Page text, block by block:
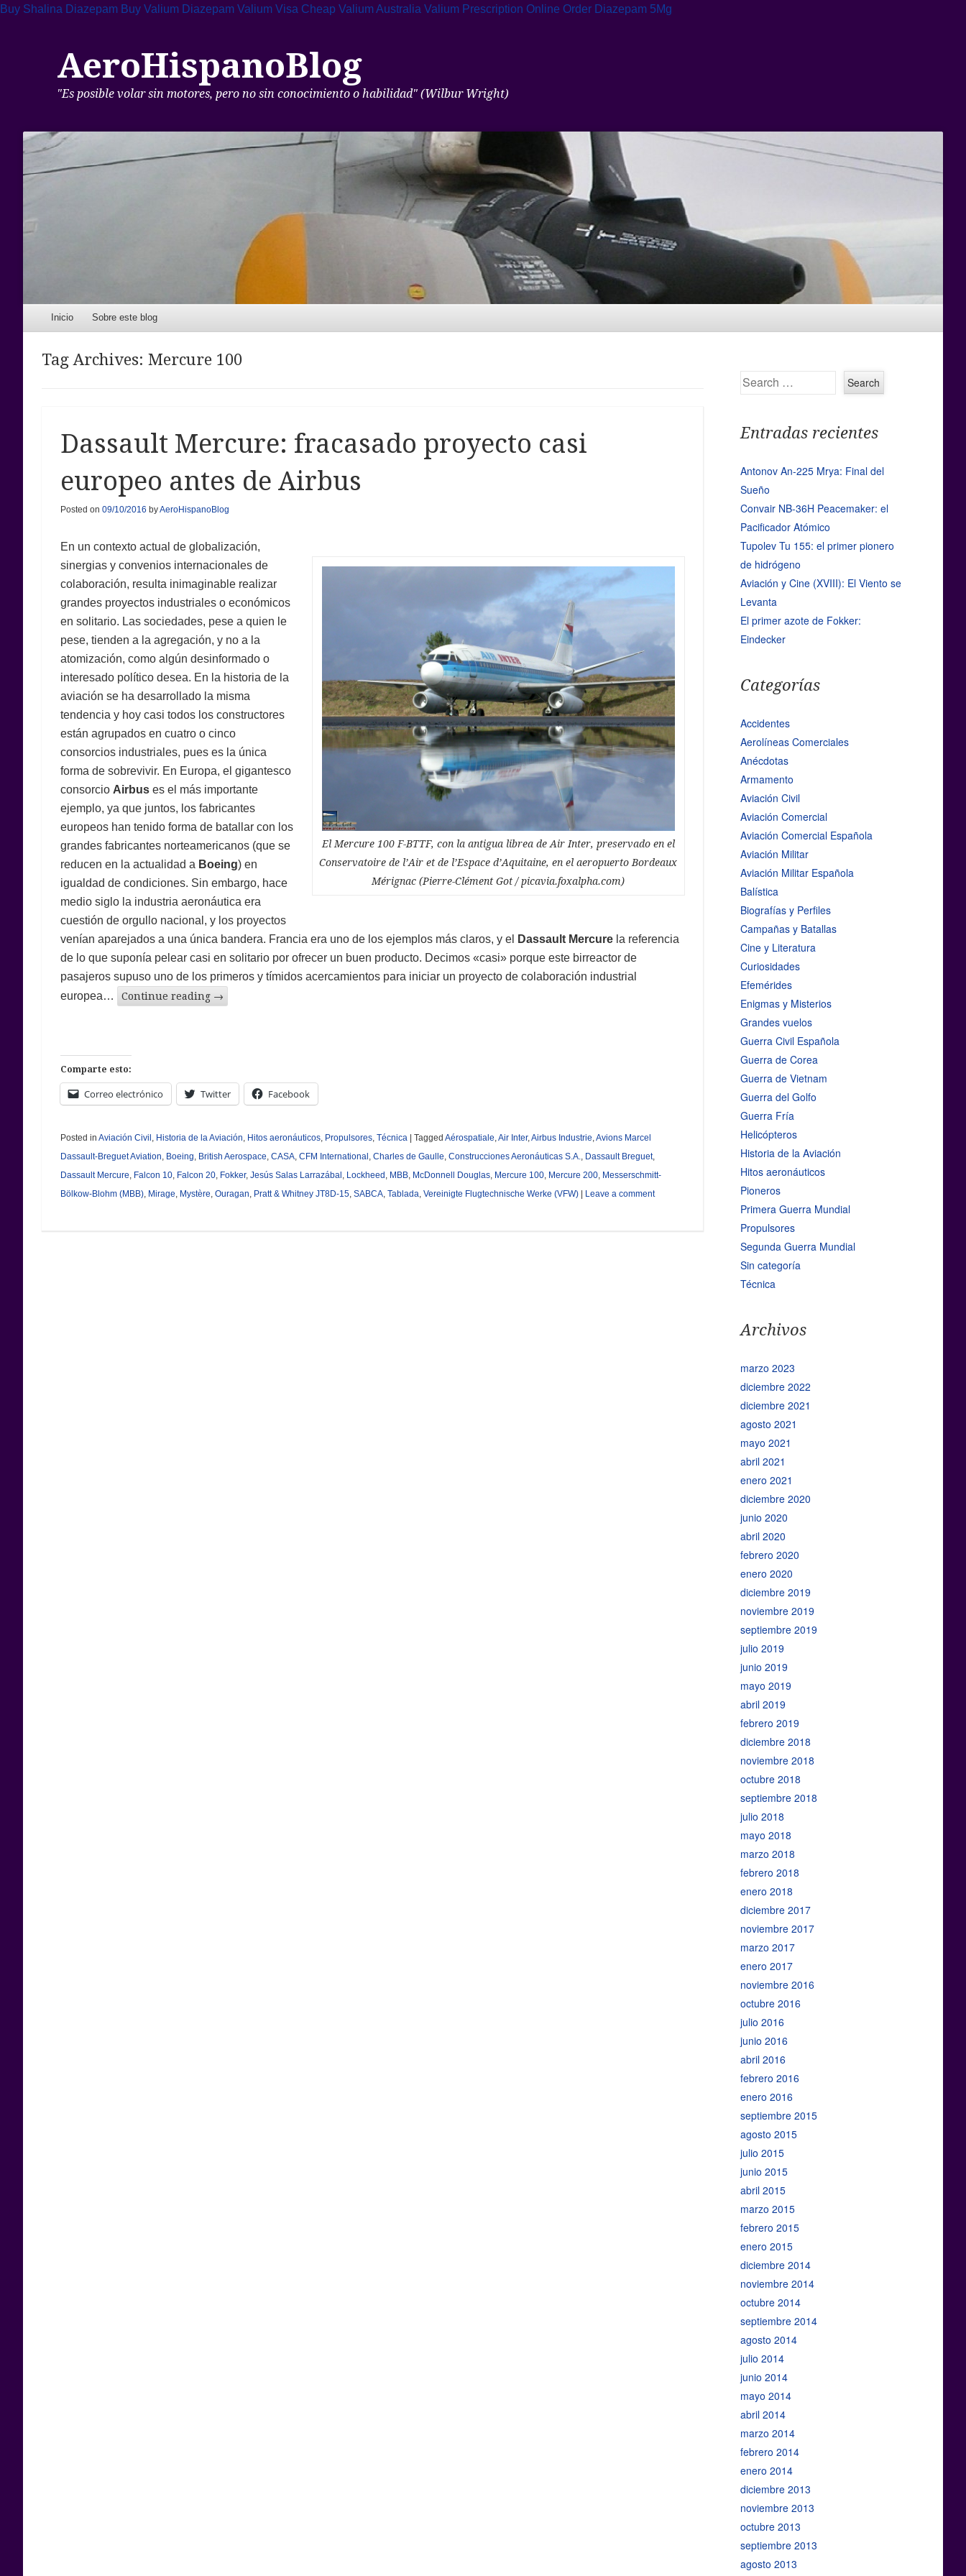
Buy Shalina Diazepam Buy Valium Diazepam Valium Visa Cheap Valium Australia Valium Prescription Online Order Diazepam 5Mg
AeroHispanoBlog
"Es posible volar sin motores, pero no sin conocimiento o habilidad" (Wilbur Wright)
Menu
Skip to content
Inicio Sobre este blog
Tag Archives: Mercure 100
Dassault Mercure: fracasado proyecto casi
europeo antes de Airbus
Posted on 09/10/2016 byAeroHispanoBlog
El Mercure 100 F-BTTF, con la antigua librea de Air Inter, preservado en el
Conservatoire de l’Air et de l’Espace d’Aquitaine, en el aeropuerto Bordeaux
Mérignac (Pierre-Clément Got / picavia.foxalpha.com)
En un contexto actual de globalización,
sinergias y convenios internacionales de
colaboración, resulta inimaginable realizar
grandes proyectos industriales o económicos
en solitario. Las sociedades, pese a quien le
pese, tienden a la agregación, y no a la
atomización, como algún desinformado o
interesado político desea. En la historia de la
aviación se ha desarrollado la misma
tendencia y hoy casi todos los constructores
están agrupados en cuatro o cinco
consorcios industriales, pues es la única
forma de sobrevivir. En Europa, el gigantesco
consorcio Airbuses el más importante
ejemplo, ya que juntos, los fabricantes
europeos han tenido forma de batallar con los
grandes fabricantes norteamericanos (que se
reducen en la actualidad a Boeing) en
igualdad de condiciones. Sin embargo, hace
medio siglo la industria aeronáutica era
cuestión de orgullo nacional, y los proyectos
venían aparejados a una única bandera. Francia era uno de los ejemplos más claros, y el
Dassault Mercurela referencia
de lo que suponía pelear casi en solitario por ofrecer un buen producto. Decimos «casi» porque este birreactor de
pasajeros supuso uno de los primeros y tímidos acercamientos para iniciar un proyecto de colaboración industrial
europea…
Continue reading →
Comparte esto:
Correo electrónico Twitter Facebook
Posted in Aviación Civil, Historia de la Aviación, Hitos aeronáuticos, Propulsores, Técnica | Tagged Aérospatiale,Air Inter,Airbus Industrie,Avions Marcel
Dassault-Breguet Aviation, Boeing, British Aerospace, CASA, CFM International, Charles de Gaulle, Construcciones Aeronáuticas S.A., Dassault Breguet,
Dassault Mercure, Falcon 10, Falcon 20, Fokker, Jesús Salas Larrazábal, Lockheed, MBB, McDonnell Douglas, Mercure 100, Mercure 200, Messerschmitt-
Bölkow-Blohm (MBB), Mirage, Mystère, Ouragan, Pratt & Whitney JT8D-15, SABCA, Tablada, Vereinigte Flugtechnische Werke (VFW) | Leave a comment
Search
Entradas recientes
Antonov An-225 Mrya: Final del
Sueño
Convair NB-36H Peacemaker: el
Pacificador Atómico
Tupolev Tu 155: el primer pionero
de hidrógeno
Aviación y Cine (XVIII): El Viento se
Levanta
El primer azote de Fokker:
Eindecker
Categorías
Accidentes
Aerolíneas Comerciales
Anécdotas
Armamento
Aviación Civil
Aviación Comercial
Aviación Comercial Española
Aviación Militar
Aviación Militar Española
Balística
Biografías y Perfiles
Campañas y Batallas
Cine y Literatura
Curiosidades
Efemérides
Enigmas y Misterios
Grandes vuelos
Guerra Civil Española
Guerra de Corea
Guerra de Vietnam
Guerra del Golfo
Guerra Fría
Helicópteros
Historia de la Aviación
Hitos aeronáuticos
Pioneros
Primera Guerra Mundial
Propulsores
Segunda Guerra Mundial
Sin categoría
Técnica
Archivos
marzo 2023
diciembre 2022
diciembre 2021
agosto 2021
mayo 2021
abril 2021
enero 2021
diciembre 2020
junio 2020
abril 2020
febrero 2020
enero 2020
diciembre 2019
noviembre 2019
septiembre 2019
julio 2019
junio 2019
mayo 2019
abril 2019
febrero 2019
diciembre 2018
noviembre 2018
octubre 2018
septiembre 2018
julio 2018
mayo 2018
marzo 2018
febrero 2018
enero 2018
diciembre 2017
noviembre 2017
marzo 2017
enero 2017
noviembre 2016
octubre 2016
julio 2016
junio 2016
abril 2016
febrero 2016
enero 2016
septiembre 2015
agosto 2015
julio 2015
junio 2015
abril 2015
marzo 2015
febrero 2015
enero 2015
diciembre 2014
noviembre 2014
octubre 2014
septiembre 2014
agosto 2014
julio 2014
junio 2014
mayo 2014
abril 2014
marzo 2014
febrero 2014
enero 2014
diciembre 2013
noviembre 2013
octubre 2013
septiembre 2013
agosto 2013